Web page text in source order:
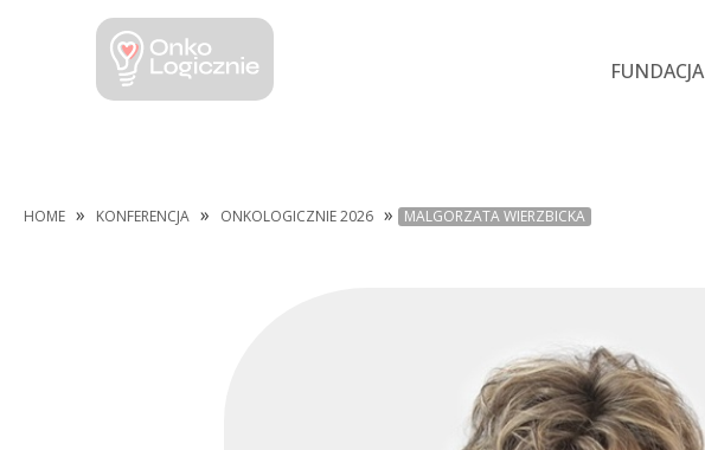
FUNDACJA
HOME » KONFERENCJA » ONKOLOGICZNIE 2026 » MALGORZATA WIERZBICKA